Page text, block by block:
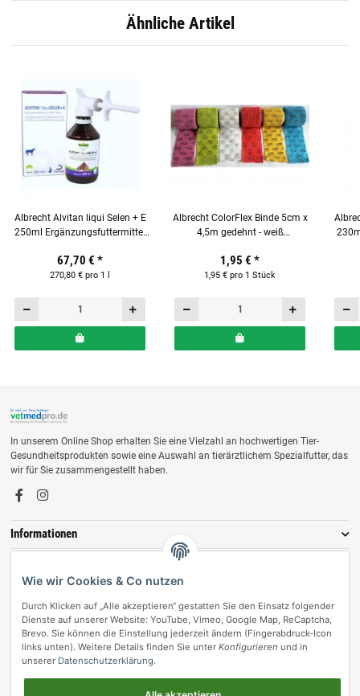
Ähnliche Artikel
Albrecht Alvitan liqui Selen + E
250ml Ergänzungsfuttermittel
67,70 € *
270,80 € pro 1 l
Albrecht ColorFlex Binde 5cm x
4,5m gedehnt - weiß
1,95 € *
1,95 € pro 1 Stück
In unserem Online Shop erhalten Sie eine Vielzahl an hochwertigen Tier-
Gesundheitsprodukten sowie eine Auswahl an tierärztlichem Spezialfutter, das
wir für Sie zusammengestellt haben.
Informationen
Wie wir Cookies & Co nutzen
Durch Klicken auf „Alle akzeptieren“ gestatten Sie den Einsatz folgender
Dienste auf unserer Website: YouTube, Vimeo, Google Map, ReCaptcha,
Brevo. Sie können die Einstellung jederzeit ändern (Fingerabdruck-Icon
links unten). Weitere Details finden Sie unter Konfigurieren und in
unserer Datenschutzerklärung.